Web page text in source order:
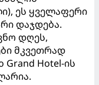
ეს ყველაფერი
დაჯდება.
დღეს,
მკვეთრად
Grand Hotel-ის